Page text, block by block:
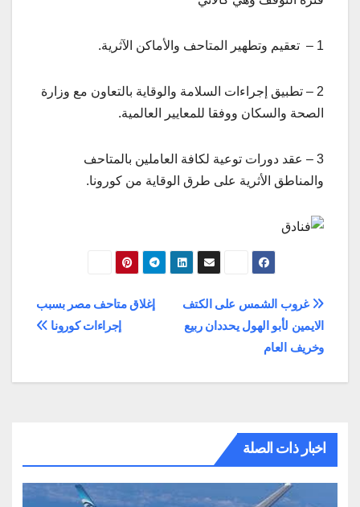
1 – تعقيم وتطهير المتاحف والأماكن الآثرية.
2 – تطبيق إجراءات السلامة والوقاية بالتعاون مع وزارة
الصحة والسكان ووفقا للمعايير العالمية.
3 – عقد دورات توعية لكافة العاملين بالمتاحف
والمناطق الأثرية على طرق الوقاية من كورونا.
تصفّح
المقالات
إغلاق متاحف مصر بسبب
إجراءات كورونا
غروب الشمس على الكتف
الايمين لأبو الهول يحددان ربيع
وخريف العام
اخبار ذات الصلة